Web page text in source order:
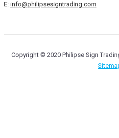
E: info@philipsesigntrading.com
Copyright © 2020 Philipse Sign